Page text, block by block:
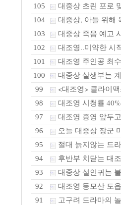
105 대중상 초린 포로
104 대중상, 아들 위해
103 대중상 죽음 예고
102 대조영..미약한 시
101 대조영 주인공 최
100 대중상 살생부는
99 <대조영> 클라이
98 대조영 시청률
97 대조영 종영 앞두
96 오늘 대중상 장군
95 절대 늙지않는 드
94 후반부 치닫는 대
93 대중상 설인귀는
92 대조영 동모산 도
91 고구려 드라마의